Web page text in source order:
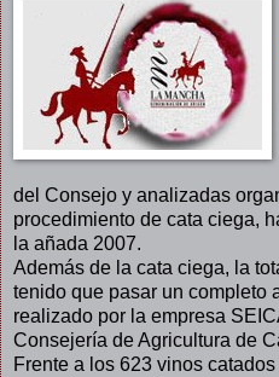
del Consejo y analizadas
procedimiento de cata ciega,
la añada 2007.
Además de la cata ciega, la
tenido que pasar un completo
realizado por la empresa
Consejería de Agricultura de
Frente a los 623 vinos